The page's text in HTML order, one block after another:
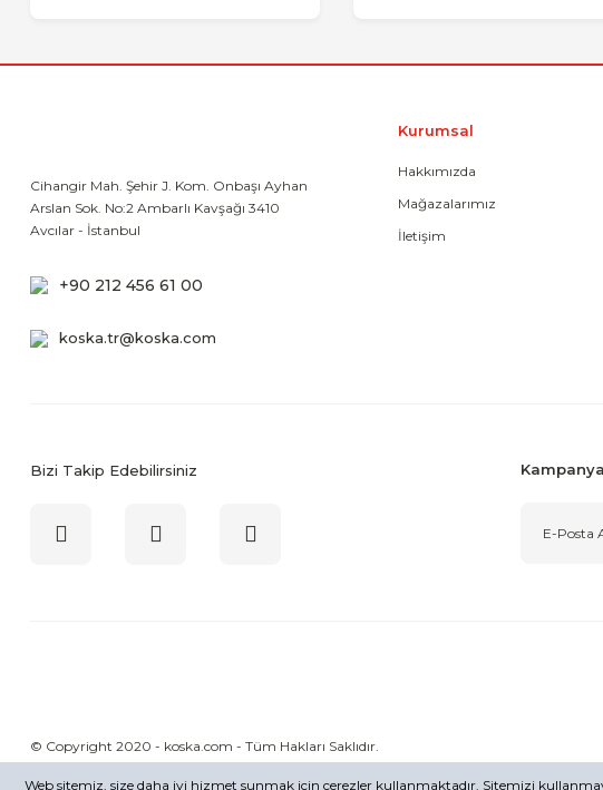
Web sitemiz, size daha iyi hizmet sunmak için çerezler kullanmaktadır. Sitemizi
Cihangir Mah. Şehir J. Kom. Onbaşı Ayhan
Arslan Sok. No:2 Ambarlı Kavşağı 3410
Avcılar - İstanbul
+90 212 456 61 00
koska.tr@koska.com
Kurumsal
Hakkımızda
Mağazalarımız
İletişim
Bizi Takip Edebilirsiniz
© Copyright 2020 - koska.com - Tüm Hakları Saklıdır.